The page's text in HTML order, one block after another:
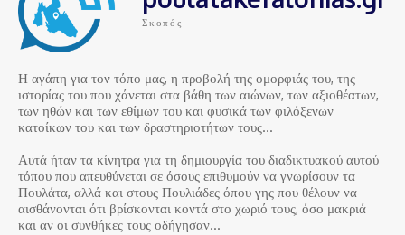
Σκοπός
Η αγάπη για τον τόπο μας, η προβολή της ομορφιάς του, της
ιστορίας του που χάνεται στα βάθη των αιώνων, των αξιοθέατων,
των ηθών και των εθίμων του και φυσικά των φιλόξενων
κατοίκων του και των δραστηριοτήτων τους…
Αυτά ήταν τα κίνητρα για τη δημιουργία του διαδικτυακού αυτού
τόπου που απευθύνεται σε όσους επιθυμούν να γνωρίσουν τα
Πουλάτα, αλλά και στους Πουλιάδες όπου γης που θέλουν να
αισθάνονται ότι βρίσκονται κοντά στο χωριό τους, όσο μακριά
και αν οι συνθήκες τους οδήγησαν…